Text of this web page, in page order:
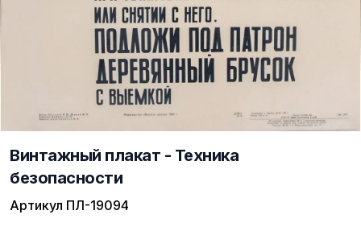
Винтажный плакат - Техника
безопасности
Артикул ПЛ-19094